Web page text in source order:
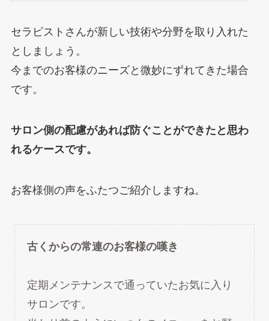
セラピストさんが新しい技術や分野を取り入れた
としましょう。
今までのお客様のニーズと微妙にずれてきた場合
です。
サロン側の配慮があれば防ぐことができたと思わ
れるケースです。
お客様側の声をふたつご紹介しますね。
古くからの常連のお客様の嘆き
定期メンテナンスで通っていたお気に入り
サロンです。